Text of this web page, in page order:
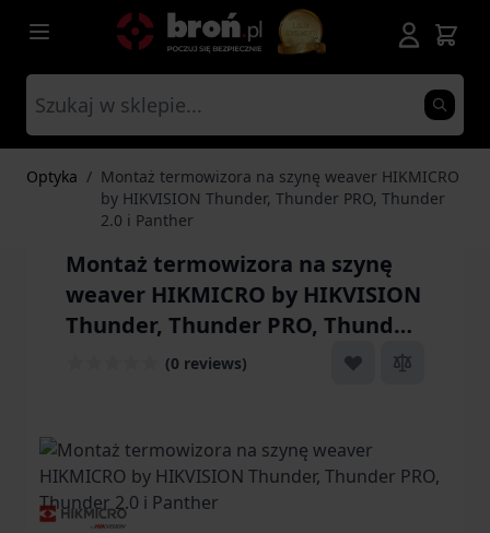
Przejdź do treści
Optyka / Montaż termowizora na szynę weaver HIKMICRO
by HIKVISION Thunder, Thunder PRO, Thunder
2.0 i Panther
Montaż termowizora na szynę
weaver HIKMICRO by HIKVISION
Thunder, Thunder PRO, Thunder
2.0 i Panther(0 reviews)